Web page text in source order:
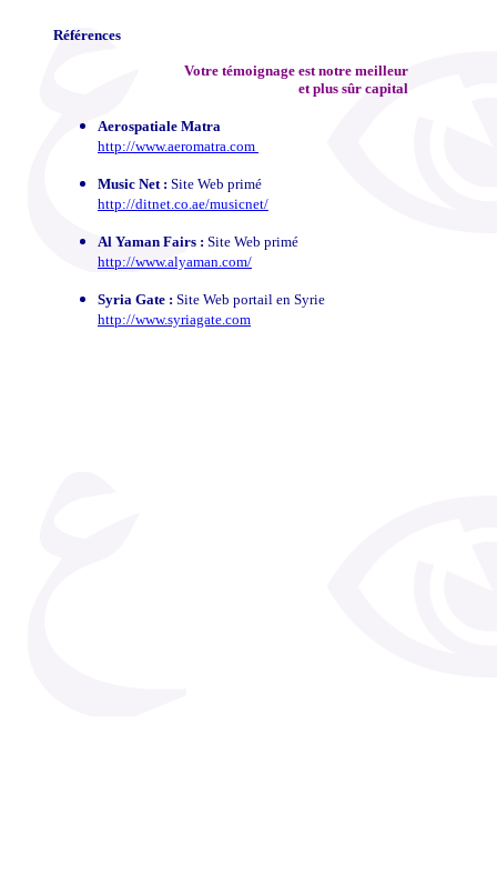
Références
Votre témoignage est notre meilleur
et plus sûr capital
Aerospatiale Matra
http://www.aeromatra.com
Music Net : Site Web primé
http://ditnet.co.ae/musicnet/
Al Yaman Fairs : Site Web primé
http://www.alyaman.com/
Syria Gate : Site Web portail en Syrie
http://www.syriagate.com